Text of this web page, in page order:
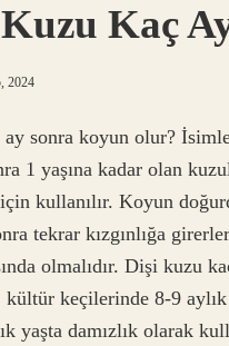
Kaç
2024
sonra koyun olur?
1 yaşına kadar olan
kullanılır. Koyun
tekrar kızgınlığa
olmalıdır. Dişi kuzu
kültür keçilerinde 8-9
yaşta damızlık olarak